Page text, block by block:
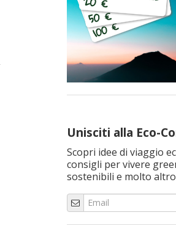
Unisciti alla Eco-
Scopri idee di viaggio
consigli per vivere
sostenibili e molto